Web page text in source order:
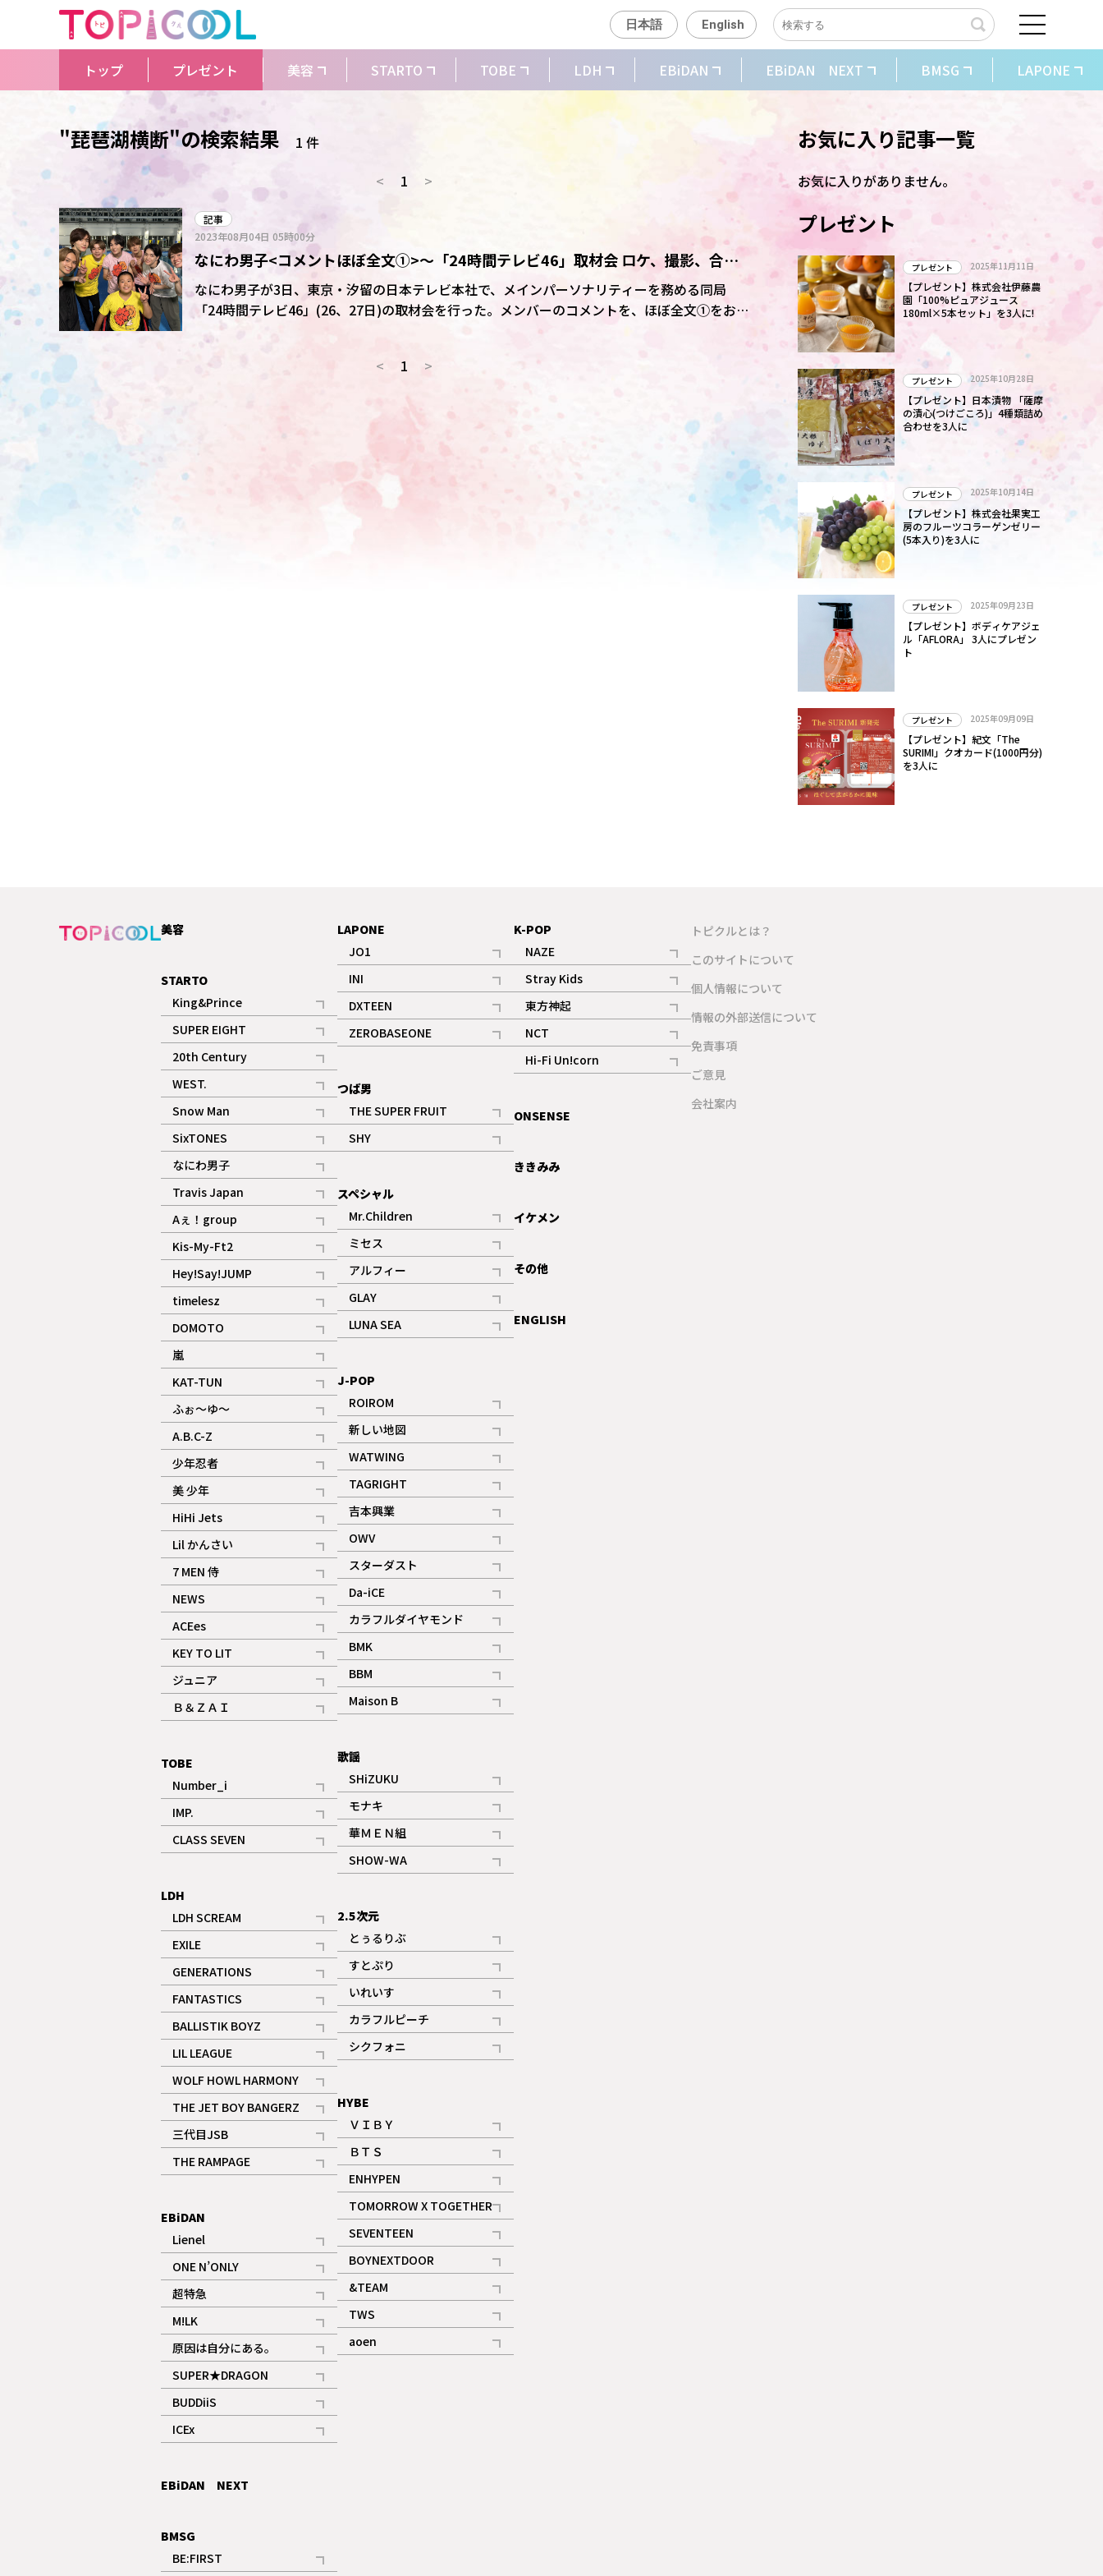
日本語 English
トップ プレゼント 美容 STARTO TOBE LDH EBiDAN EBiDAN NEXT BMSG LAPONE
"琵琶湖横断"の検索結果
1 件
<
1 >
記事
2023年08月04日 05時00分
なにわ男子<コメントほぼ全文①>～「24時間テレビ46」取材会 ロケ、撮影、合
宿・・・準備着々～
なにわ男子が3日、東京・汐留の日本テレビ本社で、メインパーソナリティーを務める同局
「24時間テレビ46」(26、27日)の取材会を行った。メンバーのコメントを、ほぼ全文①をお
届けします!
<
1 >
お気に入り記事一覧
お気に入りがありません。
プレゼント
プレゼント 2025年11月11日
【プレゼント】株式会社伊藤農
園「100%ピュアジュース
180ml×5本セット」を3人に!
プレゼント 2025年10月28日
【プレゼント】日本漬物 「薩摩
の漬心(つけごころ)」4種類詰め
合わせを3人に
プレゼント 2025年10月14日
【プレゼント】株式会社果実工
房のフルーツコラーゲンゼリー
(5本入り)を3人に
プレゼント 2025年09月23日
【プレゼント】ボディケアジェ
ル「AFLORA」 3人にプレゼン
ト
プレゼント 2025年09月09日
【プレゼント】紀文「The
SURIMI」クオカード(1000円分)
を3人に
美容
STARTO
King&Prince
記事
SUPER EIGHT
記事
20th Century
記事
WEST.
記事
Snow Man
記事
ギャラリー
SixTONES
記事
ギャラリー
なにわ男子
記事
Travis Japan
記事
Aぇ！group
記事
Kis-My-Ft2
記事
ギャラリー
Hey!Say!JUMP
記事
timelesz
記事
DOMOTO
記事
嵐
記事
KAT-TUN
記事
ふぉ～ゆ～
記事
A.B.C-Z
記事
ギャラリー
少年忍者
記事
美 少年
記事
HiHi Jets
記事
Lil かんさい
記事
7 MEN 侍
記事
NEWS
記事
ACEes
記事
KEY TO LIT
記事
ジュニア
記事
Ｂ＆ＺＡＩ
記事
TOBE
Number_i
記事
IMP.
記事
CLASS SEVEN
記事
LDH
LDH SCREAM
記事
EXILE
記事
GENERATIONS
記事
FANTASTICS
記事
BALLISTIK BOYZ
記事
LIL LEAGUE
記事
WOLF HOWL HARMONY
記事
THE JET BOY BANGERZ
記事
三代目JSB
記事
THE RAMPAGE
記事
EBiDAN
Lienel
記事
ONE N’ONLY
記事
超特急
記事
ギャラリー
M!LK
記事
原因は自分にある。
記事
SUPER★DRAGON
記事
BUDDiiS
記事
ICEx
記事
EBiDAN NEXT
BMSG
BE:FIRST
LAPONE
JO1
記事
ギャラリー
INI
記事
ギャラリー
DXTEEN
記事
ギャラリー
ZEROBASEONE
記事
つば男
THE SUPER FRUIT
記事
ギャラリー
SHY
記事
スペシャル
Mr.Children
記事
ミセス
記事
アルフィー
記事
GLAY
記事
LUNA SEA
記事
J-POP
ROIROM
記事
新しい地図
記事
WATWING
記事
TAGRIGHT
記事
吉本興業
記事
OWV
記事
ギャラリー
スターダスト
記事
Da-iCE
記事
カラフルダイヤモンド
記事
BMK
記事
ギャラリー
BBM
記事
ギャラリー
Maison B
記事
歌謡
SHiZUKU
記事
モナキ
記事
華ＭＥＮ組
記事
SHOW-WA
記事
2.5次元
とぅるりぶ
記事
すとぷり
記事
ギャラリー
いれいす
記事
ギャラリー
カラフルピーチ
記事
シクフォニ
記事
HYBE
ＶＩＢＹ
記事
ＢＴＳ
記事
ENHYPEN
記事
TOMORROW X TOGETHER
記事
ギャラリー
SEVENTEEN
記事
BOYNEXTDOOR
記事
&TEAM
記事
ギャラリー
TWS
記事
aoen
記事
K-POP
NAZE
記事
Stray Kids
記事
東方神起
記事
NCT
記事
Hi-Fi Un!corn
記事
ONSENSE
ききみみ
イケメン
その他
ENGLISH
トピクルとは？
このサイトについて
個人情報について
情報の外部送信について
免責事項
ご意見
会社案内